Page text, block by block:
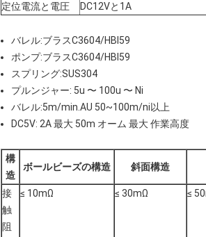
定位電流と電圧 DC12Vと1A
バレル:ブラスC3604/HBI59
ポンプ:ブラスC3604/HBI59
スプリング:SUS304
プルンジャー: 5u 〜 100u 〜 Ni
バレル:5m/min.AU 50~100m/ni以上
DC5V: 2A 最大 50m オーム 最大 作業高度
構
造
ボールビーズの構造 斜面構造
接
触
阻
≤ 10mΩ ≤ 30mΩ ≤